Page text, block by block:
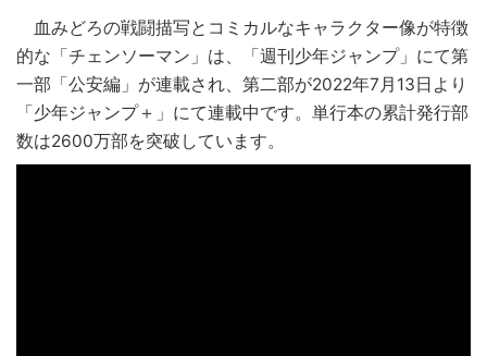
血みどろの戦闘描写とコミカルなキャラクター像が特徴
的な「チェンソーマン」は、「週刊少年ジャンプ」にて第
一部「公安編」が連載され、第二部が2022年7月13日より
「少年ジャンプ＋」にて連載中です。単行本の累計発行部
数は2600万部を突破しています。